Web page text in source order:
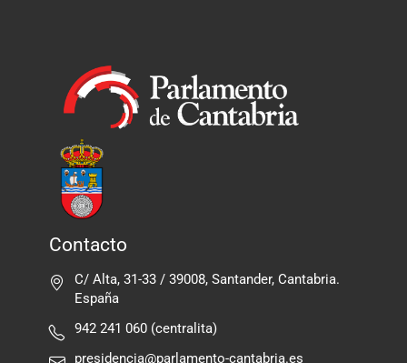
Contacto
C/ Alta, 31-33 / 39008, Santander, Cantabria.
España
942 241 060 (centralita)
presidencia@parlamento-cantabria.es